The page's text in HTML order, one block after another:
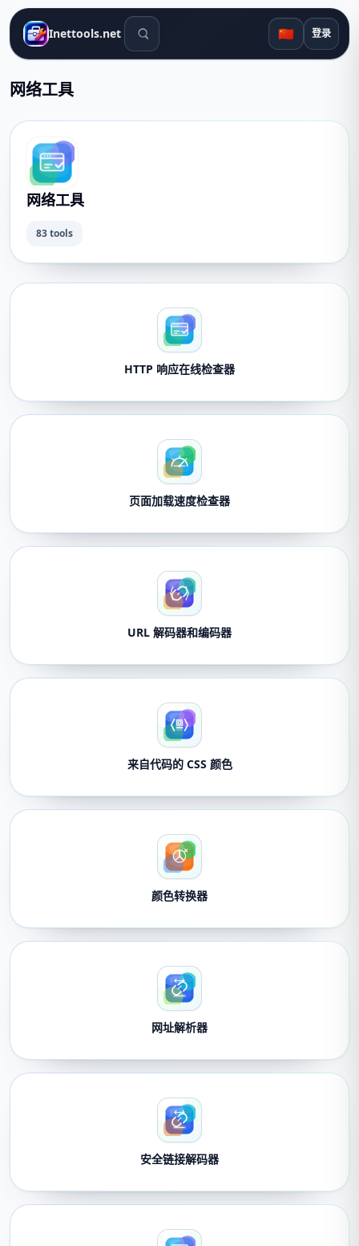
Inettools.net 搜索工具 🇨🇳 登录
网络工具
网络工具
83 tools
HTTP 响应在线检查器
页面加载速度检查器
URL 解码器和编码器
来自代码的 CSS 颜色
颜色转换器
网址解析器
安全链接解码器